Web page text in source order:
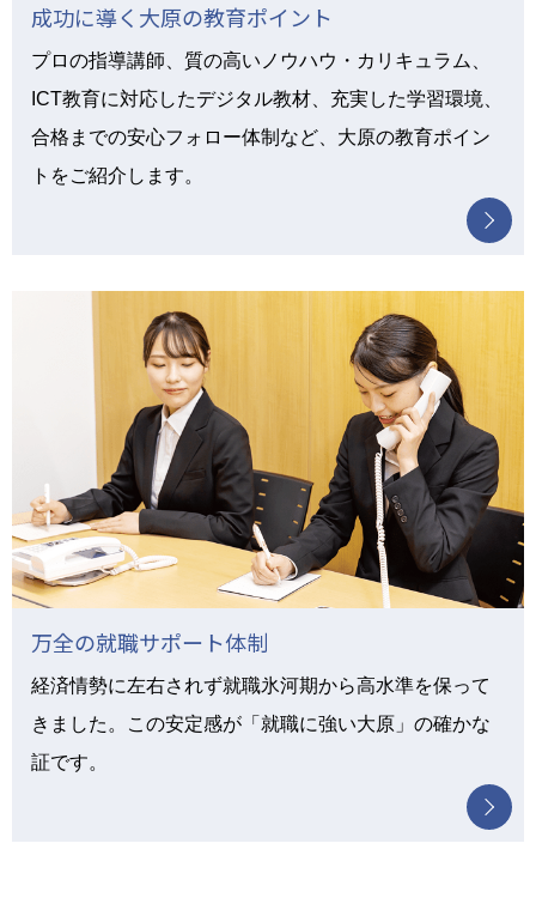
成功に導く大原の教育ポイント
プロの指導講師、質の高いノウハウ・カリキュラム、
ICT教育に対応したデジタル教材、充実した学習環境、
合格までの安心フォロー体制など、大原の教育ポイン
トをご紹介します。
万全の就職サポート体制
経済情勢に左右されず就職氷河期から高水準を保って
きました。この安定感が「就職に強い大原」の確かな
証です。